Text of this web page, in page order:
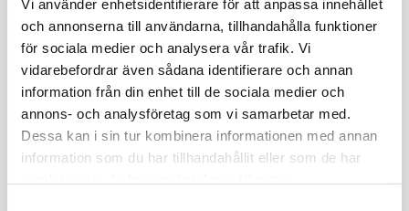
Vi använder enhetsidentifierare för att anpassa innehållet
och annonserna till användarna, tillhandahålla funktioner
för sociala medier och analysera vår trafik. Vi
vidarebefordrar även sådana identifierare och annan
information från din enhet till de sociala medier och
annons- och analysföretag som vi samarbetar med.
Dessa kan i sin tur kombinera informationen med annan
information som du har tillhandahållit eller som de har
hem beror på många olika faktorer. Ska man ha
en stor eller en liten tank och ska storleken på
tanken vara 200 liter eller 300 liter? Ja, det finns
mycket att fundera på när man ska montera
varmvattenberedare till sin bostad.
Framför allt finns det 3 faktorer som påverkar